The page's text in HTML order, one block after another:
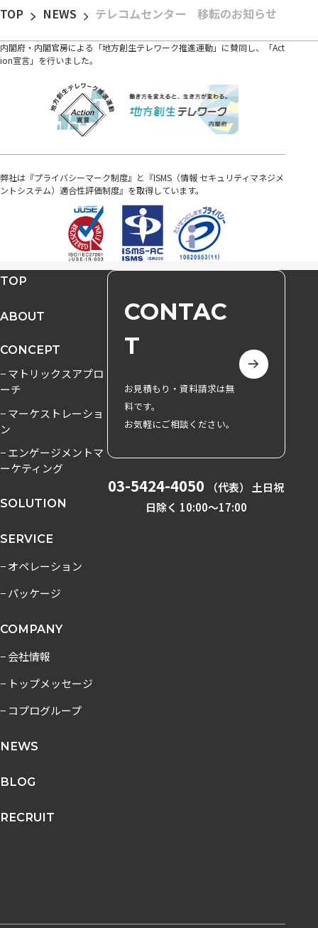
TOP NEWS テレコムセンター 移転のお知らせ
内閣府・内閣官房による「地方創生テレワーク推進運動」に賛同し、「Act
ion宣言」を行いました。
弊社は『プライバシーマーク制度』と『ISMS（情報 セキュリティマネジメ
ントシステム）適合性評価制度』を取得しています。
TOP
ABOUT
CONCEPT
− マトリックスアプロ
ーチ
− マーケストレーショ
ン
− エンゲージメントマ
ーケティング
SOLUTION
SERVICE
− オペレーション
− パッケージ
COMPANY
− 会社情報
− トップメッセージ
− コプログループ
NEWS
BLOG
RECRUIT
CONTAC
T
お見積もり・資料請求は無
料です。
お気軽にご相談ください。
03-5424-4050
（代表） 土日祝
日除く 10:00〜17:00